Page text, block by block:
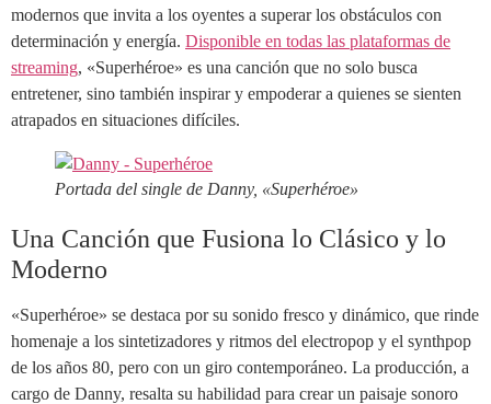
modernos que invita a los oyentes a superar los obstáculos con
determinación y energía. Disponible en todas las plataformas de
streaming, «Superhéroe» es una canción que no solo busca
entretener, sino también inspirar y empoderar a quienes se sienten
atrapados en situaciones difíciles.
Portada del single de Danny, «Superhéroe»
Una Canción que Fusiona lo Clásico y lo
Moderno
«Superhéroe» se destaca por su sonido fresco y dinámico, que rinde
homenaje a los sintetizadores y ritmos del electropop y el synthpop
de los años 80, pero con un giro contemporáneo. La producción, a
cargo de Danny, resalta su habilidad para crear un paisaje sonoro